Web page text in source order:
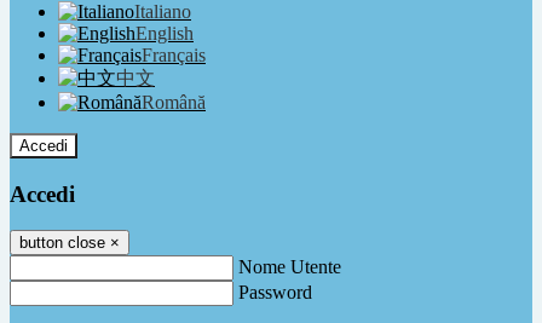
Italiano
English
Français
中文
Română
Accedi
Accedi
button close ×
Nome Utente
Password